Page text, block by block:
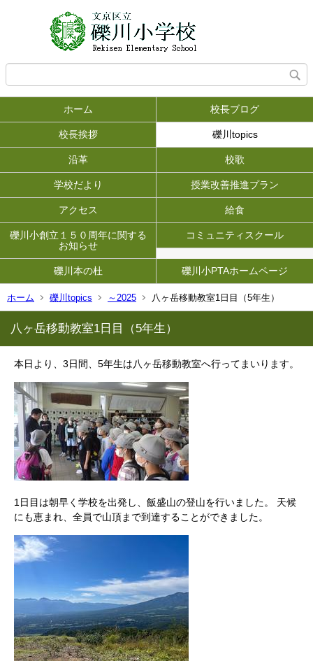
ホーム 校長ブログ
校長挨拶 礫川topics
沿革 校歌
学校だより 授業改善推進プラン
アクセス 給食
礫川小創立１５０周年に関する
お知らせ
コミュニティスクール
礫川本の杜 礫川小PTAホームページ
ホーム 礫川topics ～2025 八ヶ岳移動教室1日目（5年生）
八ヶ岳移動教室1日目（5年生）
本日より、3日間、5年生は八ヶ岳移動教室へ行ってまいります。
1日目は朝早く学校を出発し、飯盛山の登山を行いました。 天候
にも恵まれ、全員で山頂まで到達することができました。